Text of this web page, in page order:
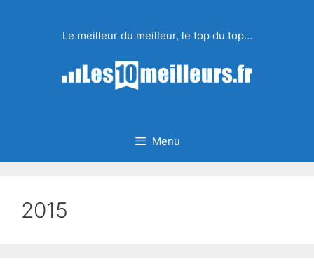
Le meilleur du meilleur, le top du top…
Menu
2015